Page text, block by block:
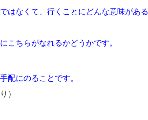
はなくて、行くことにどんな意味がある
こちらがなれるかどうかです。
配にのることです。
）